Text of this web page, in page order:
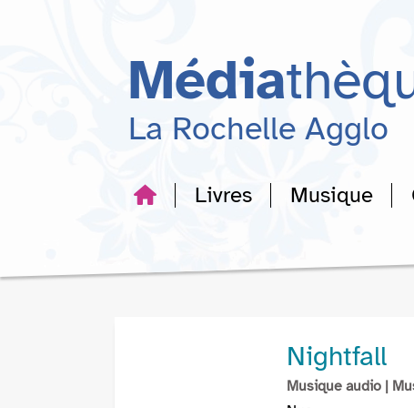
recherche
Média
La Rochelle Agglo
Livres Musique
Nightfall
Musique audio |